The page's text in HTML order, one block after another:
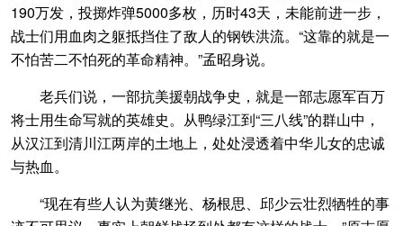
190万发，投掷炸弹5000多枚，历时43天，未能前进一步，
战士们用血肉之躯抵挡住了敌人的钢铁洪流。“这靠的就是一
不怕苦二不怕死的革命精神。”孟昭身说。
老兵们说，一部抗美援朝战争史，就是一部志愿军百万
将士用生命写就的英雄史。从鸭绿江到“三八线”的群山中，
从汉江到清川江两岸的土地上，处处浸透着中华儿女的忠诚
与热血。
“现在有些人认为黄继光、杨根思、邱少云壮烈牺牲的事